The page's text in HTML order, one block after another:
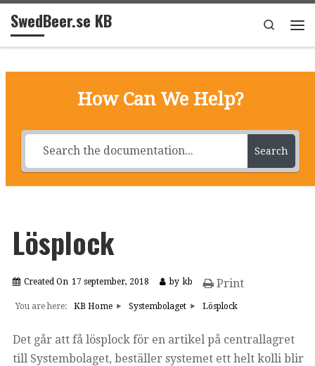
Hoppa till innehåll
SwedBeer.se KB
Search
How Can We Help?
Search
Lösplock
Created On 17 september, 2018 by kb Print
You are here: KB Home Systembolaget Lösplock
Det går att få lösplock för en artikel på centrallagret
till Systembolaget, beställer systemet ett helt kolli blir